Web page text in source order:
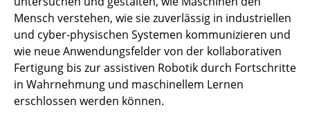
Mensch verstehen, wie sie zuverlässig in industriellen
und cyber-physischen Systemen kommunizieren und
wie neue Anwendungsfelder von der kollaborativen
Fertigung bis zur assistiven Robotik durch Fortschritte
in Wahrnehmung und maschinellem Lernen
erschlossen werden können.